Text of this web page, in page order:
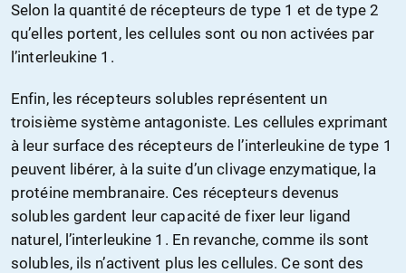
Selon la quantité de récepteurs de type 1 et de type 2
qu’elles portent, les cellules sont ou non activées par
l’interleukine 1.
Enfin, les récepteurs solubles représentent un
troisième système antagoniste. Les cellules exprimant
à leur surface des récepteurs de l’interleukine de type 1
peuvent libérer, à la suite d’un clivage enzymatique, la
protéine membranaire. Ces récepteurs devenus
solubles gardent leur capacité de fixer leur ligand
naturel, l’interleukine 1. En revanche, comme ils sont
solubles, ils n’activent plus les cellules. Ce sont des